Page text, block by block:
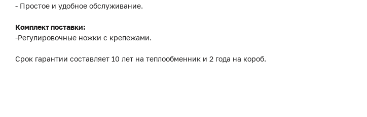
- Простое и удобное обслуживание.
Комплект поставки:
-Регулировочные ножки с крепежами.
Срок гарантии составляет 10 лет на теплообменник и 2 года на короб.